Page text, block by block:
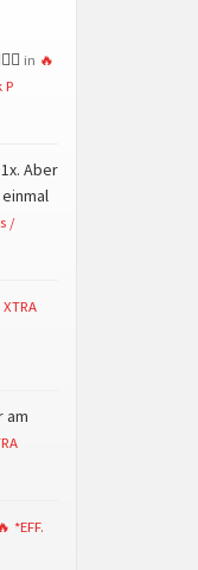
in 🔥
P
Aber
/
am
*EFF.